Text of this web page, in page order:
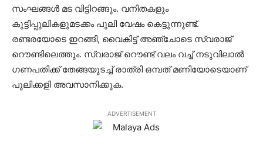
സംഘങ്ങള്‍ മട വിട്ടിറങ്ങും. വനിതകളും
കുട്ടിപ്പുലികളുമടക്കം പുലി വേഷം കെട്ടുന്നുണ്ട്.
രണ്ടരയോടെ ഇറങ്ങി, വൈകിട്ട് അഞ്ചോടെ സ്വരാജ്
റൌണ്ടിലെത്തും. സ്വരാജ് റൌണ്ട് വലം വച്ച് നടുവിലാല്‍
ഗണപതിക്ക് തേങ്ങയുടച്ച് രാത്രി ഒമ്പത് മണിയോടെയാണ്
പുലിക്കളി അവസാനിക്കുക.
ADVERTISEMENT